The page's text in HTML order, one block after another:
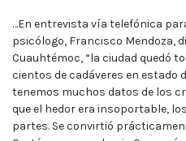
…En entrevista vía telefónica
psicólogo, Francisco Mendoza,
Cuauhtémoc, “la ciudad quedó
cientos de cadáveres en estado
tenemos muchos datos de los
que el hedor era insoportable,
partes. Se convirtió